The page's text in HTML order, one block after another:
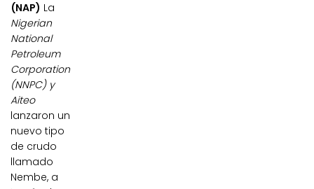
(NAP) La
Nigerian
National
Petroleum
Corporation
(NNPC) y
Aiteo
lanzaron un
nuevo tipo
de crudo
llamado
Nembe, a